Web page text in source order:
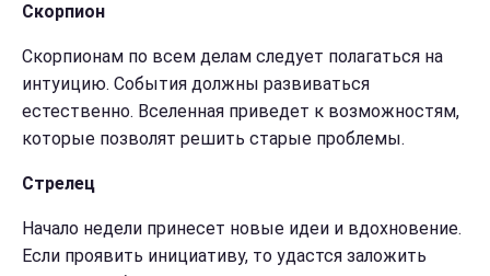
Скорпион
Скорпионам по всем делам следует полагаться на
интуицию. События должны развиваться
естественно. Вселенная приведет к возможностям,
которые позволят решить старые проблемы.
Стрелец
Начало недели принесет новые идеи и вдохновение.
Если проявить инициативу, то удастся заложить